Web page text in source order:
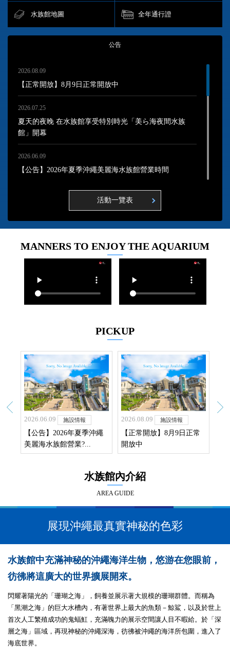
水族館地圖 全年通行證
公告
2026.08.09
【正常開放】8月9日正常開放中
2026.07.25
夏天的夜晚 在水族館享受特別時光「美ら海夜間水族
館」開幕
2026.06.09
【公告】2026年夏季沖繩美麗海水族館營業時間
2026.04.02
會利用從餌料生物「偷盜」而來的蛋白質發光的雷氏充
2026.02.05
【2026年3月2日 ～】黑潮探險（水上觀覽區）暫停開放
公告
宛如枯葉的稚魚 日本首次成功繁殖「圓眼燕魚」
2025.12.06
閃耀著紅色光芒的深海魚「小頭紅諧魚」首次於本館展
出！
2025.11.20
日本新記錄種「小櫻鮨」世界首次展出！
2025.11.06
活動一覽表
MANNERS TO ENJOY THE AQUARIUM
PICKUP
2026.08.09 施設情報
【正常開放】8月9日正常
開放中
2026.07.25 イベント情報
夏天的夜晚...
水族館內介紹
AREA GUIDE
展現沖繩最真實神秘的色彩
水族館中充滿神秘的沖繩海洋生物，悠游在您眼前，
彷彿將這廣大的世界擴展開來。
閃耀著陽光的「珊瑚之海」，飼養並展示著大規模的珊瑚群體。而稱為
「黑潮之海」的巨大水槽內，有著世界上最大的魚類－鯨鯊，以及於世上
首次人工繁殖成功的鬼蝠魟，充滿魄力的展示空間讓人目不暇給。於「深
層之海」區域，再現神秘的沖繩深海，彷彿被沖繩的海洋所包圍，進入了
海底世界。